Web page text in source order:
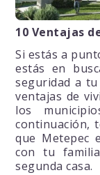
10 Ventajas
Si estás a
estás en
seguridad a
ventajas de
los
continuación,
que Metepec
con tu
segunda casa.